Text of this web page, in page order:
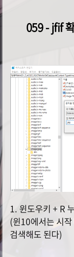
음악 플레이어
글 전체 목록 보기
비공개자료
어제 명
059 - jfif
1. 윈도우키 + R
(윈10에서는 시
검색해도 된다)